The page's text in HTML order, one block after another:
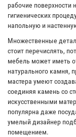
рабочие
гигиенических
напольную и
Множественные
стоит перечислять,
мебель может иметь
натурального камня,
мастера умеют
соединяя камень со
искусственными
популярна даже
умелый дизайнер
помещением.